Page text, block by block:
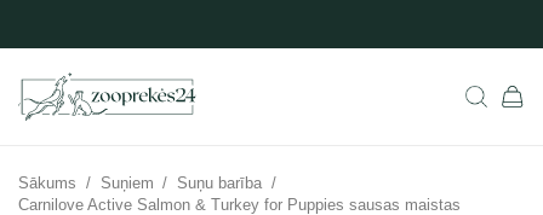
Sākums / Suņiem / Suņu barība /
Carnilove Active Salmon & Turkey for Puppies sausas maistas